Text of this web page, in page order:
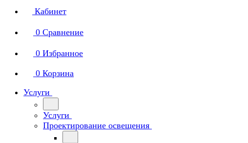
Кабинет
0 Сравнение
0 Избранное
0 Корзина
Услуги
Услуги
Проектирование освещения